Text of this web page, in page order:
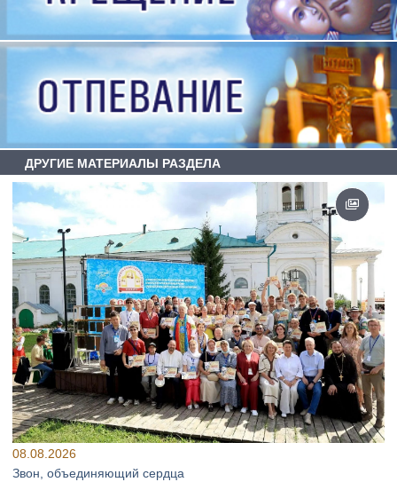
ДРУГИЕ МАТЕРИАЛЫ РАЗДЕЛА
08.08.2026
Звон, объединяющий сердца